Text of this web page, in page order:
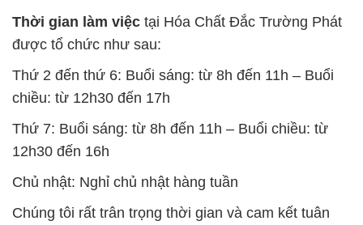
Thời gian làm việc tại Hóa Chất Đắc Trường Phát
được tổ chức như sau:
Thứ 2 đến thứ 6: Buổi sáng: từ 8h đến 11h – Buổi
chiều: từ 12h30 đến 17h
Thứ 7: Buổi sáng: từ 8h đến 11h – Buổi chiều: từ
12h30 đến 16h
Chủ nhật: Nghỉ chủ nhật hàng tuần
Chúng tôi rất trân trọng thời gian và cam kết tuân